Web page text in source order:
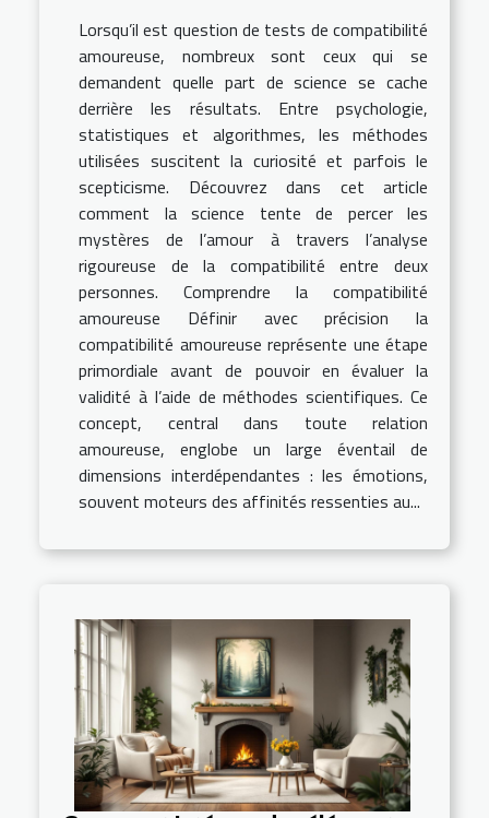
Lorsqu’il est question de tests de compatibilité
amoureuse, nombreux sont ceux qui se
demandent quelle part de science se cache
derrière les résultats. Entre psychologie,
statistiques et algorithmes, les méthodes
utilisées suscitent la curiosité et parfois le
scepticisme. Découvrez dans cet article
comment la science tente de percer les
mystères de l’amour à travers l’analyse
rigoureuse de la compatibilité entre deux
personnes. Comprendre la compatibilité
amoureuse Définir avec précision la
compatibilité amoureuse représente une étape
primordiale avant de pouvoir en évaluer la
validité à l’aide de méthodes scientifiques. Ce
concept, central dans toute relation
amoureuse, englobe un large éventail de
dimensions interdépendantes : les émotions,
souvent moteurs des affinités ressenties au...